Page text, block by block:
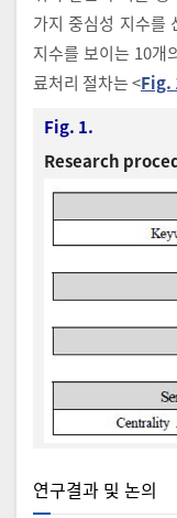
가지 중심성 지수를
지수를 보이는 10개
료처리 절차는 <Fig.
Fig. 1.
Research
연구결과 및 논의